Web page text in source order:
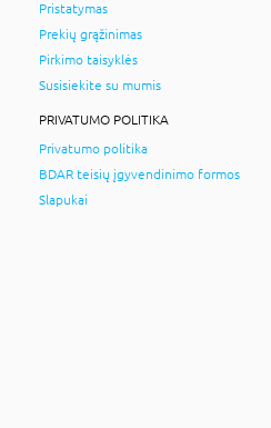
Pristatymas
Prekių grąžinimas
Pirkimo taisyklės
Susisiekite su mumis
PRIVATUMO POLITIKA
Privatumo politika
BDAR teisių įgyvendinimo formos
Slapukai